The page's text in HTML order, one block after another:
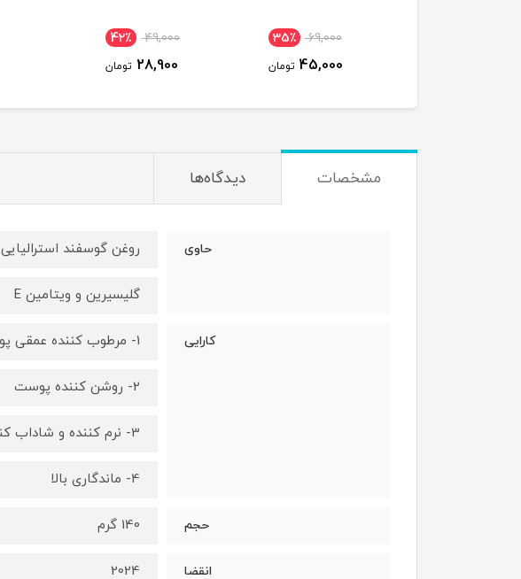
69,000 35٪
45,000 تومان
49,000 42٪
28,900 تومان
مشخصات دیدگاه‌ها
حاوی روغن گوسفند استرالیایی
گلیسیرین و ویتامین E
کارایی 1- مرطوب کننده عمقی پوست
2- روشن کننده پوست
3- نرم کننده و شاداب کننده پوست
4- ماندگاری بالا
حجم 140 گرم
انقضا 2024